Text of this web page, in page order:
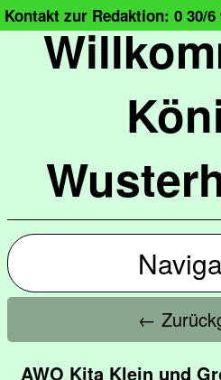
Kontakt zur Redaktion: 0 30/6
←
AWO Kita Klein und